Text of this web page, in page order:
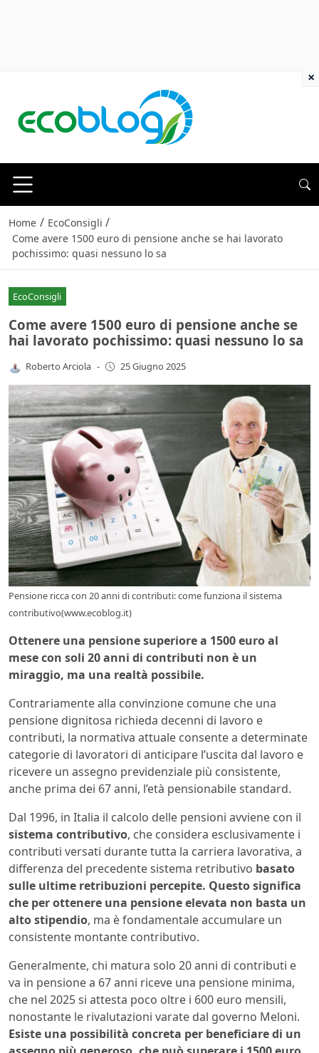
Home / EcoConsigli /
Come avere 1500 euro di pensione anche se hai lavorato
pochissimo: quasi nessuno lo sa
EcoConsigli
Come avere 1500 euro di pensione anche se
hai lavorato pochissimo: quasi nessuno lo sa
Roberto Arciola - 25 Giugno 2025
Pensione ricca con 20 anni di contributi: come funziona il sistema
contributivo(www.ecoblog.it)
Ottenere una pensione superiore a 1500 euro al
mese con soli 20 anni di contributi non è un
miraggio, ma una realtà possibile.
Contrariamente alla convinzione comune che una
pensione dignitosa richieda decenni di lavoro e
contributi, la normativa attuale consente a determinate
categorie di lavoratori di anticipare l’uscita dal lavoro e
ricevere un assegno previdenziale più consistente,
anche prima dei 67 anni, l’età pensionabile standard.
Dal 1996, in Italia il calcolo delle pensioni avviene con il
sistema contributivo, che considera esclusivamente i
contributi versati durante tutta la carriera lavorativa, a
differenza del precedente sistema retributivo basato
sulle ultime retribuzioni percepite. Questo significa
che per ottenere una pensione elevata non basta un
alto stipendio, ma è fondamentale accumulare un
consistente montante contributivo.
Generalmente, chi matura solo 20 anni di contributi e
va in pensione a 67 anni riceve una pensione minima,
che nel 2025 si attesta poco oltre i 600 euro mensili,
nonostante le rivalutazioni varate dal governo Meloni.
Esiste una possibilità concreta per beneficiare di un
×